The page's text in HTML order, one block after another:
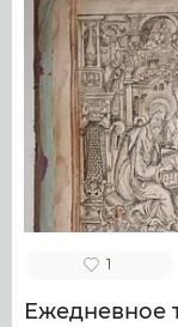
1
Ежедневное